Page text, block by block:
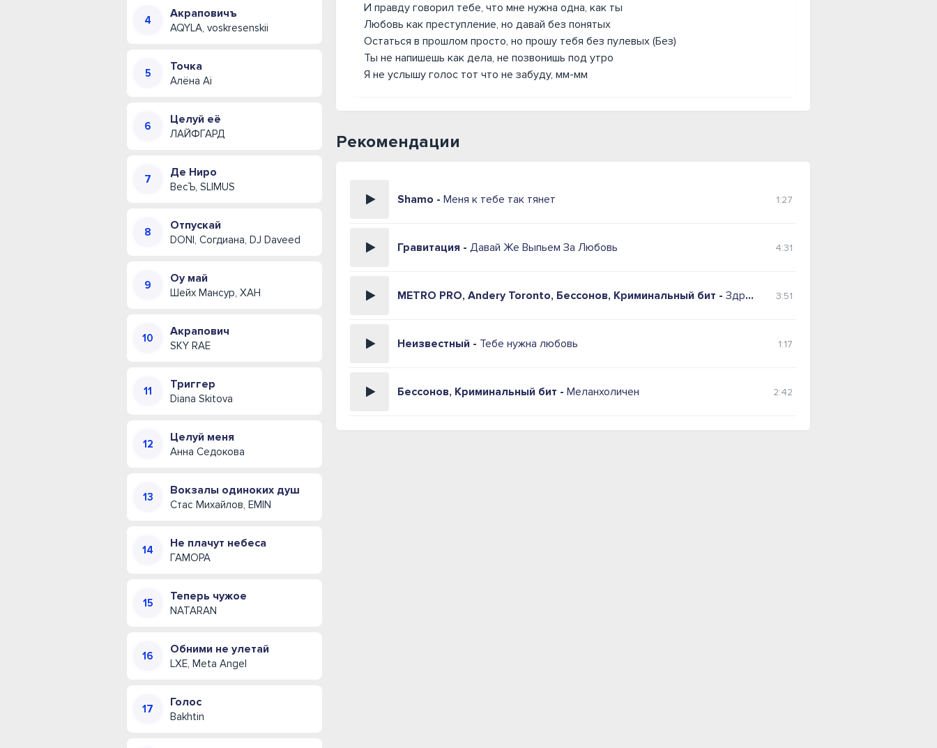
Акраповичъ
AQYLA, voskresenskii
Точка
Алёна Ai
Целуй её
ЛАЙФГАРД
Де Ниро
ВесЪ, SLIMUS
Отпускай
DONI, Согдиана, DJ Daveed
Оу май
Шейх Мансур, ХАН
Акрапович
SKY RAE
Триггер
Diana Skitova
Целуй меня
Анна Седокова
Вокзалы одиноких душ
Стас Михайлов, EMIN
Не плачут небеса
ГАМОРА
Теперь чужое
NATARAN
Обними не улетай
LXE, Meta Angel
Голос
Bakhtin
И правду говорил тебе, что мне нужна одна, как ты
Любовь как преступление, но давай без понятых
Остаться в прошлом просто, но прошу тебя без пулевых (Без)
Ты не напишешь как дела, не позвонишь под утро
Я не услышу голос тот что не забуду, мм-мм
Рекомендации
Shamo - Меня к тебе так тянет 1:27
Гравитация - Давай Же Выпьем За Любовь 4:31
METRO PRO, Andery Toronto, Бессонов, Криминальный бит - Здраво 3:51
Неизвестный - Тебе нужна любовь 1:17
Бессонов, Криминальный бит - Меланхоличен 2:42